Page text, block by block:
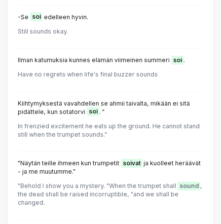
-Se soi edelleen hyvin.
Still sounds okay.
Ilman katumuksia kunnes elämän viimeinen summeri soi .
Have no regrets when life's final buzzer sounds
Kiihtymyksestä vavahdellen se ahmii taivalta, mikään ei sitä
pidättele, kun sotatorvi soi . "
In frenzied excitement he eats up the ground. He cannot stand
still when the trumpet sounds."
"Näytän teille ihmeen kun trumpetit soivat ja kuolleet heräävät
- ja me muutumme."
"Behold I show you a mystery. "When the trumpet shall sound ,
the dead shall be raised incorruptible, "and we shall be
changed.